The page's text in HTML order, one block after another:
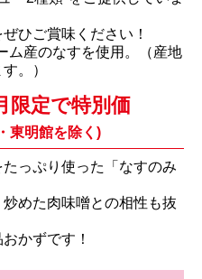
ひご賞味ください！
ム産のなすを使用。（産地
。）
限定で特別価
東明館を除く)
っぷり使った「なすのみ
めた肉味噌との相性も抜
かずです！